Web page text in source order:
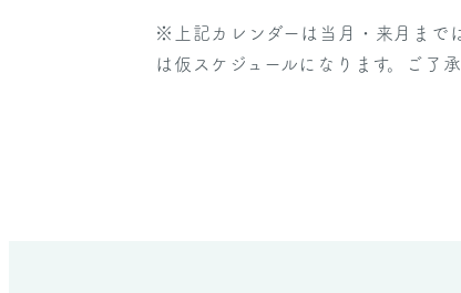
※上記カレンダーは当月・来月まで
は仮スケジュールになります。ご了